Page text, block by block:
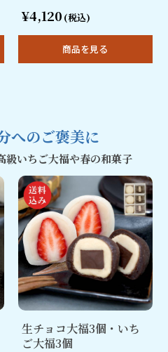
¥4,120 (税込)
商品を見る
へのご褒美に
級いちご大福や春の和菓子
生チョコ大福3個・いち
ご大福3個